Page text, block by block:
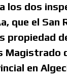
los dos
que el San
propiedad
Magistrado
en